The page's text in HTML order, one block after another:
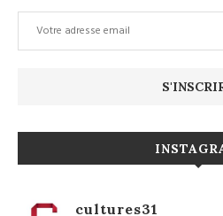
cultures31